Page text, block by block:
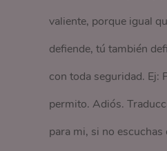
valiente, porque igual
defiende, tú también
con toda seguridad. Ej:
permito. Adiós.
para mi, si no